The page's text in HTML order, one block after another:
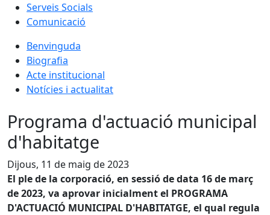
Serveis Socials
Comunicació
Benvinguda
Biografia
Acte institucional
Notícies i actualitat
Programa d'actuació municipal
d'habitatge
Dijous, 11 de maig de 2023
El ple de la corporació, en sessió de data 16 de març
de 2023, va aprovar inicialment el PROGRAMA
D'ACTUACIÓ MUNICIPAL D'HABITATGE, el qual regula